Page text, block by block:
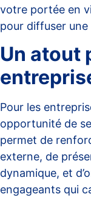
votre portée en
pour diffuser une
Un atout
Pour les
opportunité de se
permet de
externe, de
dynamique, et
engageants qui